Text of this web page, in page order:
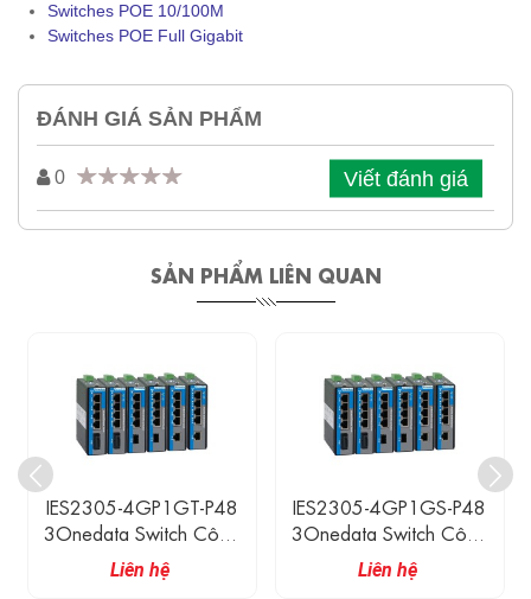
Switches POE 10/100M
Switches POE Full Gigabit
ĐÁNH GIÁ SẢN PHẨM
0 Viết đánh giá
SẢN PHẨM LIÊN QUAN
IES2305-4GP1GS-P48
3Onedata Switch Công
Nghiệp Không Quản Lý 4
Cổng Ethernet POE
Liên hệ
IES2305-4GP1GF-P48
3Onedata Switch Công
Nghiệp Không Quản Lý 4
Cổng Ethernet POE
Liên hệ